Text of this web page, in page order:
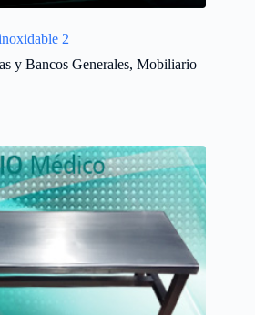
2
y Bancos Generales, Mobiliario